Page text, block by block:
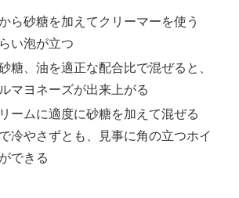
ら砂糖を加えてクリーマーを使う
い泡が立つ
糖、油を適正な配合比で混ぜると、
マヨネーズが出来上がる
ームに適度に砂糖を加えて混ぜる
冷やさずとも、見事に角の立つホイ
できる